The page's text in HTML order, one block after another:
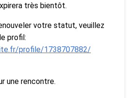
très bientôt.
votre statut, veuillez
profil:
profile/1738707882/
une rencontre.